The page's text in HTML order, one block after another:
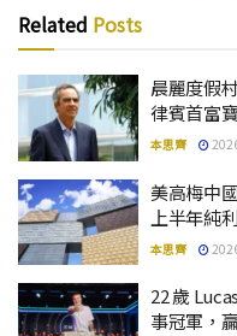
Related Posts
晨麗度假
律賓首富
本思齊
美高梅中
上半年純
本思齊
22 歲
事冠軍，